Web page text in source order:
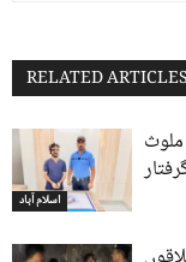
RELATED ARTICLES
اسلام آباد